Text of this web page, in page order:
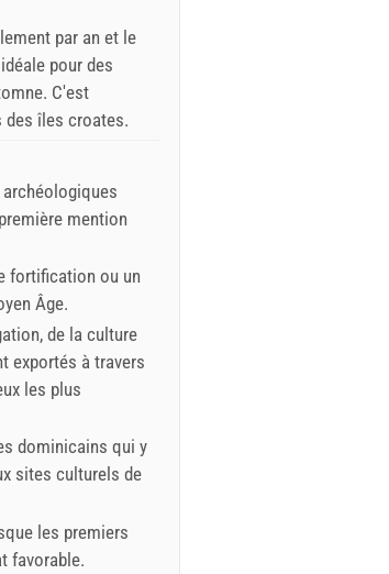
par an et le
pour des
C'est
des îles croates.
mention
fortification ou un
Âge.
de la culture
exportés à travers
les plus
dominicains qui y
sites culturels de
les premiers
favorable.